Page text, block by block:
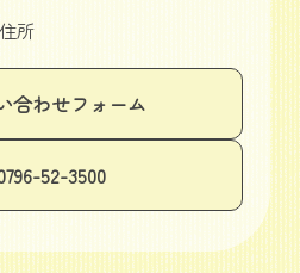
所
合わせフォーム
52-3500